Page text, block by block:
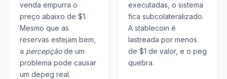
venda empurra o
preço abaixo de $1.
Mesmo que as
reservas estejam bem,
a percepçãode um
problema pode causar
um depeg real.
executadas, o sistema
fica subcolateralizado.
A stablecoin é
lastreada por menos
de $1 de valor, e o peg
quebra.